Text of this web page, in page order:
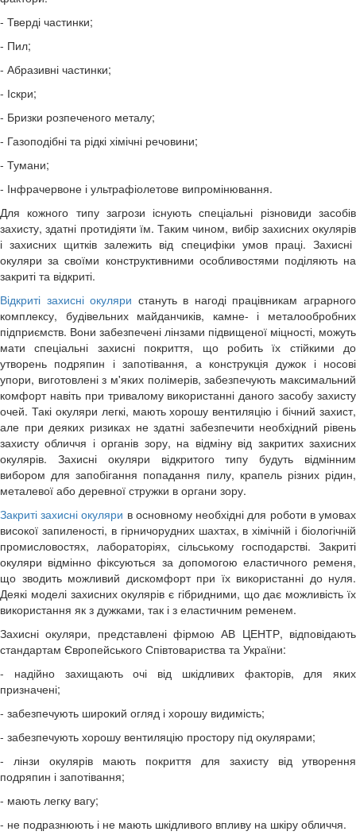
- Тверді частинки;
- Пил;
- Абразивні частинки;
- Іскри;
- Бризки розпеченого металу;
- Газоподібні та рідкі хімічні речовини;
- Тумани;
- Інфрачервоне і ультрафіолетове випромінювання.
Для кожного типу загрози існують спеціальні різновиди засобів
захисту, здатні протидіяти їм. Таким чином, вибір захисних окулярів
ізахисних щитків залежить від специфіки умов праці. Захисні
окуляри за своїми конструктивними особливостями поділяють на
закриті та відкриті.
Відкриті захисні окуляри стануть в нагоді працівникам аграрного
комплексу, будівельних майданчиків, камне- і металообробних
підприємств. Вони забезпечені лінзами підвищеної міцності, можуть
мати спеціальні захисні покриття, що робить їх стійкими до
утворень подряпин і запотівання, а конструкція дужок і носові
упори, виготовлені з м'яких полімерів, забезпечують максимальний
комфорт навіть при тривалому використанні даного засобу захисту
очей. Такі окуляри легкі, мають хорошу вентиляцію і бічний захист,
але при деяких ризиках не здатні забезпечити необхідний рівень
захисту обличчя і органів зору, на відміну від закритих захисних
окулярів. Захисні окуляри відкритого типу будуть відмінним
вибором для запобігання попадання пилу, крапель різних рідин,
металевої або деревної стружки в органи зору.
Закриті захисні окуляри в основному необхідні для роботи в умовах
високої запиленості, в гірничорудних шахтах, в хімічній і біологічній
промисловостях, лабораторіях, сільському господарстві. Закриті
окуляри відмінно фіксуються за допомогою еластичного ременя,
що зводить можливий дискомфорт при їх використанні до нуля.
Деякі моделі захисних окулярів є гібридними, що дає можливість їх
використання як з дужками, так і з еластичним ременем.
Захисні окуляри, представлені фірмою АВ ЦЕНТР, відповідають
стандартам Європейського Співтовариства та України:
- надійно захищають очі від шкідливих факторів, для яких
призначені;
- забезпечують широкий огляд і хорошу видимість;
- забезпечують хорошу вентиляцію простору під окулярами;
- лінзи окулярів мають покриття для захисту від утворення
подряпин і запотівання;
- мають легку вагу;
- не подразнюють і не мають шкідливого впливу на шкіру обличчя.